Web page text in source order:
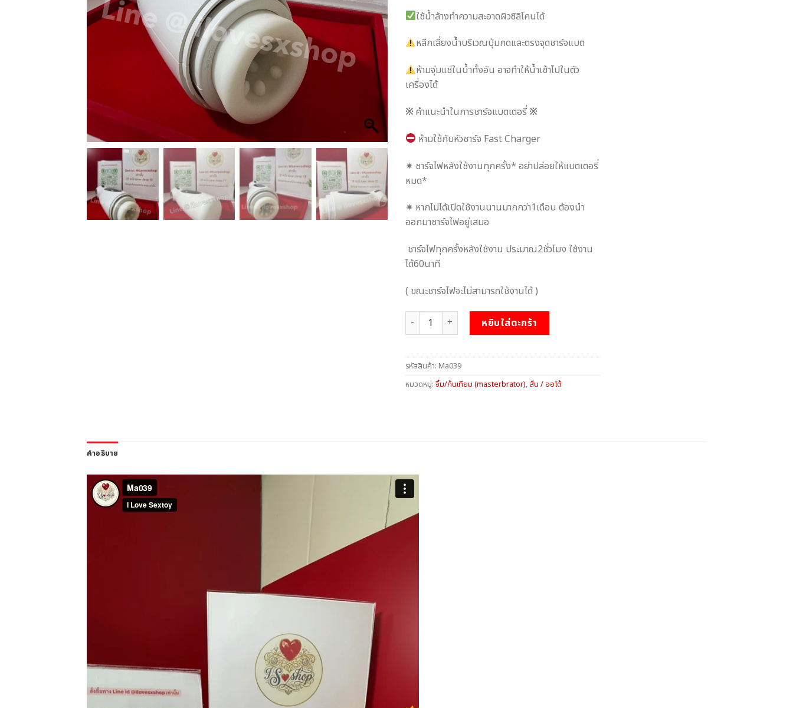
ใช้น้ำล้างทำความสะอาดผิวซิลิโคนได้
หลีกเลี่ยงน้ำบริเวณปุ่มกดและตรงจุดชาร์จแบต
ห้ามจุ่มแช่ในน้ำทั้งอัน อาจทำให้น้ำเข้าไปในตัว
เครื่องได้
※คำแนะนำในการชาร์จแบตเตอรี่※
ห้ามใช้กับหัวชาร์จ Fast Charger
✷ ชาร์จไฟหลังใช้งานทุกครั้ง* อย่าปล่อยให้แบตเตอรี่
หมด*
✷ หากไม่ได้เปิดใช้งานนานมากกว่า1เดือน ต้องนำ
ออกมาชาร์จไฟอยู่เสมอ
ชาร์จไฟทุกครั้งหลังใช้งาน ประมาณ2ชั่วโมง ใช้งาน
ได้60นาที
( ขณะชาร์จไฟจะไม่สามารถใช้งานได้ )
จำนวน จิ๋มออโต้ 3 in 1 ชิ้นหยิบใส่ตะกร้า
รหัสสินค้า: Ma039
หมวดหมู่: จิ๋ม/ก้นเทียม (masterbrator), สั่น / ออโต้
คำอธิบาย